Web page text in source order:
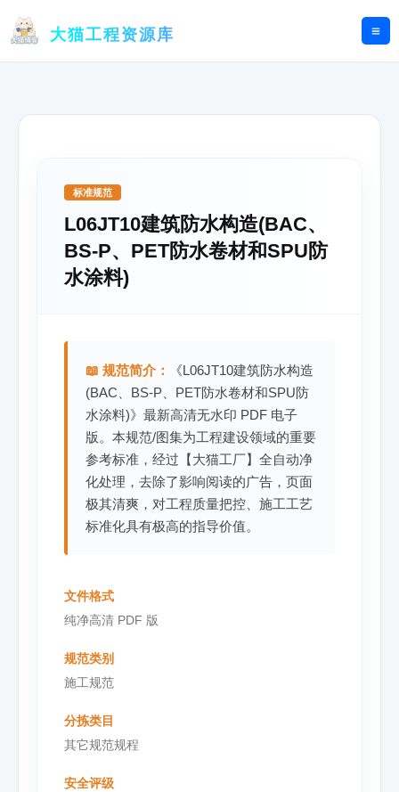
大猫工程资源库
标准规范
L06JT10建筑防水构造(BAC、
BS-P、PET防水卷材和SPU防
水涂料)
📖 规范简介：
《L06JT10建筑防水构造
(BAC、BS-P、PET防水卷材和SPU防
水涂料)》最新高清无水印 PDF 电子
版。本规范/图集为工程建设领域的重要
参考标准，经过【大猫工厂】全自动净
化处理，去除了影响阅读的广告，页面
极其清爽，对工程质量把控、施工工艺
标准化具有极高的指导价值。
文件格式
纯净高清 PDF 版
规范类别
施工规范
分拣类目
其它规范规程
安全评级